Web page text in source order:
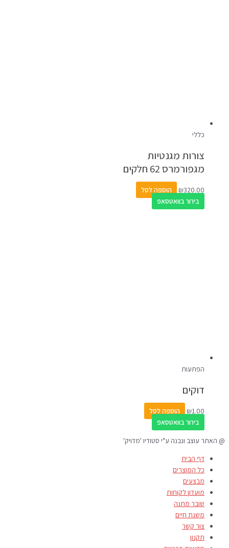
כללי
צורות מגנטיות
מגפורמרס 62 חלקים
₪320.00
הוספה לסל
בירור בוואטסאפ
הפתעות
דוקים
₪1.00
הוספה לסל
בירור בוואטסאפ
@ האתר עוצב ונבנה ע"י סטודיו 'מדויק'
דף הבית
כל המוצרים
מבצעים
מועדון לקוחות
שובר מתנה
משנת חיים
צור קשר
תקנון